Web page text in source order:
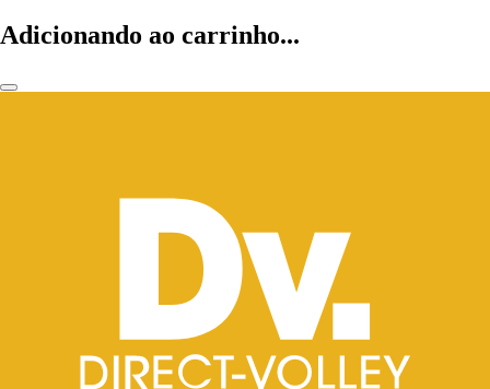
Adicionando ao carrinho...